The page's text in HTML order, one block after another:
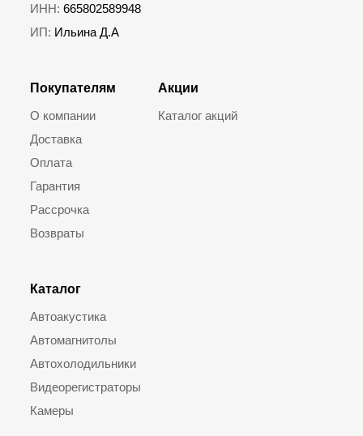
Покупателям
О компании
Доставка
Оплата
Гарантия
Рассрочка
Возвраты
Каталог
Автоакустика
Автомагнитолы
Автохолодильники
Видеорегистраторы
Камеры
Акции
Каталог акций
ИНН: 665802589948
ИП: Ильина Д.А